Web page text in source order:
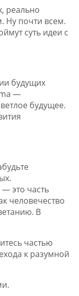
реально
Ну почти всем.
суть идеи с
будущих
—
будущее.
это часть
человечество
В
частью
к разумной